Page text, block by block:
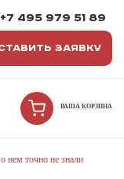
+7 495 979 51 89
ЗАЯВКУ
ВАША КОРЗИНА
нем точно не знали